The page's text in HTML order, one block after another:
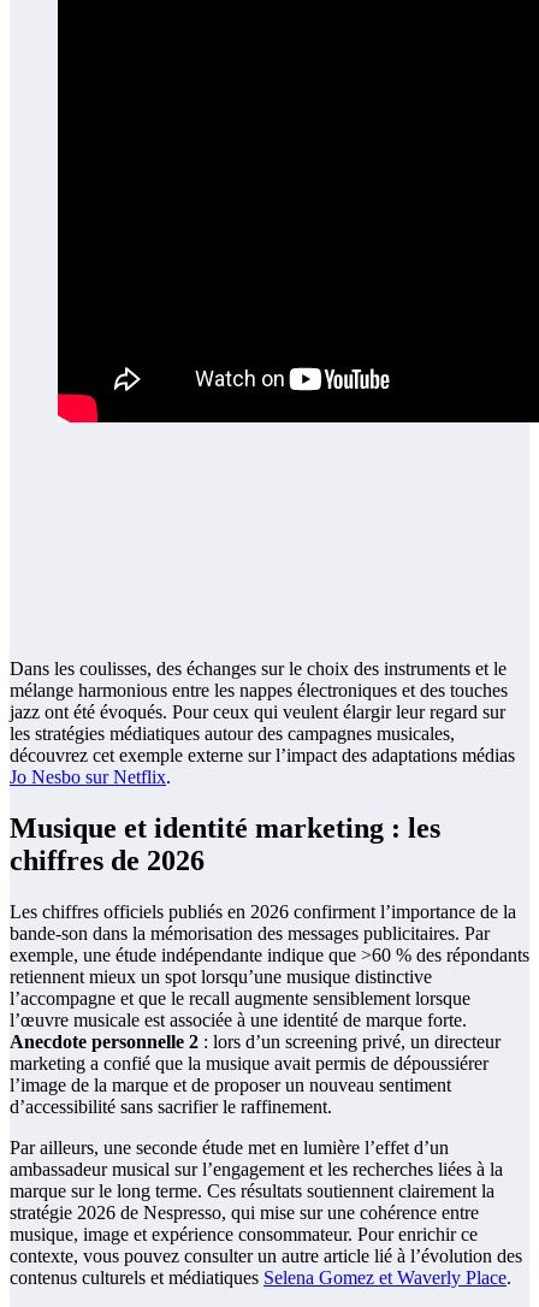
Dans les coulisses, des échanges sur le choix des instruments et le
mélange harmonious entre les nappes électroniques et des touches
jazz ont été évoqués. Pour ceux qui veulent élargir leur regard sur
les stratégies médiatiques autour des campagnes musicales,
découvrez cet exemple externe sur l’impact des adaptations médias
Jo Nesbo sur Netflix.
Musique et identité marketing : les
chiffres de 2026
Les chiffres officiels publiés en 2026 confirment l’importance de la
bande-son dans la mémorisation des messages publicitaires. Par
exemple, une étude indépendante indique que >60 % des répondants
retiennent mieux un spot lorsqu’une musique distinctive
l’accompagne et que le recall augmente sensiblement lorsque
l’œuvre musicale est associée à une identité de marque forte.
Anecdote personnelle 2 : lors d’un screening privé, un directeur
marketing a confié que la musique avait permis de dépoussiérer
l’image de la marque et de proposer un nouveau sentiment
d’accessibilité sans sacrifier le raffinement.
Par ailleurs, une seconde étude met en lumière l’effet d’un
ambassadeur musical sur l’engagement et les recherches liées à la
marque sur le long terme. Ces résultats soutiennent clairement la
stratégie 2026 de Nespresso, qui mise sur une cohérence entre
musique, image et expérience consommateur. Pour enrichir ce
contexte, vous pouvez consulter un autre article lié à l’évolution des
contenus culturels et médiatiques Selena Gomez et Waverly Place.